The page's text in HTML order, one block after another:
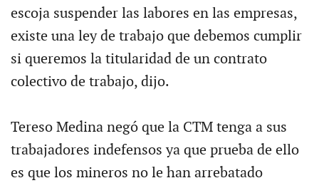
escoja suspender las labores en las empresas,
existe una ley de trabajo que debemos cumplir
si queremos la titularidad de un contrato
colectivo de trabajo, dijo.
Tereso Medina negó que la CTM tenga a sus
trabajadores indefensos ya que prueba de ello
es que los mineros no le han arrebatado